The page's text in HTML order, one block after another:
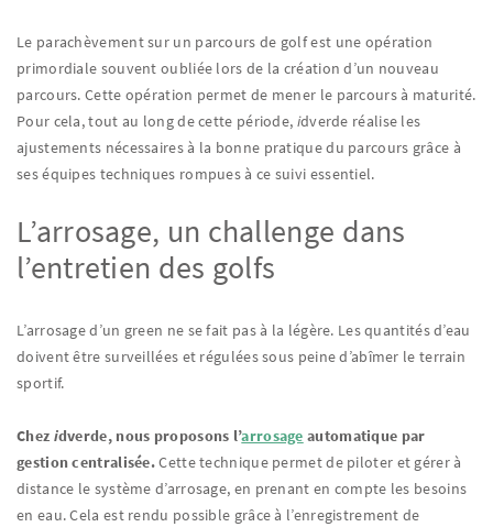
Le parachèvement sur un parcours de golf est une opération
primordiale souvent oubliée lors de la création d’un nouveau
parcours. Cette opération permet de mener le parcours à maturité.
Pour cela, tout au long de cette période, idverde réalise les
ajustements nécessaires à la bonne pratique du parcours grâce à
ses équipes techniques rompues à ce suivi essentiel.
L’arrosage, un challenge dans
l’entretien des golfs
L’arrosage d’un green ne se fait pas à la légère. Les quantités d’eau
doivent être surveillées et régulées sous peine d’abîmer le terrain
sportif.
Chez idverde, nous proposons l’arrosage automatique par
gestion centralisée.Cette technique permet de piloter et gérer à
distance le système d’arrosage, en prenant en compte les besoins
en eau. Cela est rendu possible grâce à l’enregistrement de